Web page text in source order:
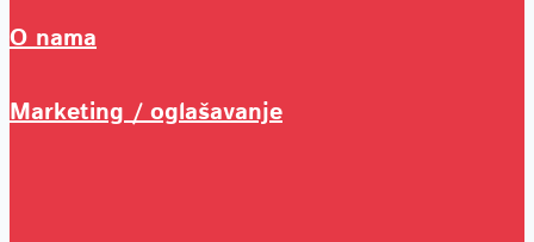
O nama
Marketing / oglašavanje